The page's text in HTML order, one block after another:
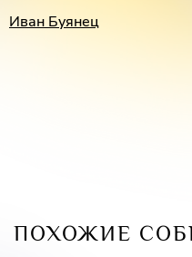
Иван Буянец
ПОХОЖИЕ